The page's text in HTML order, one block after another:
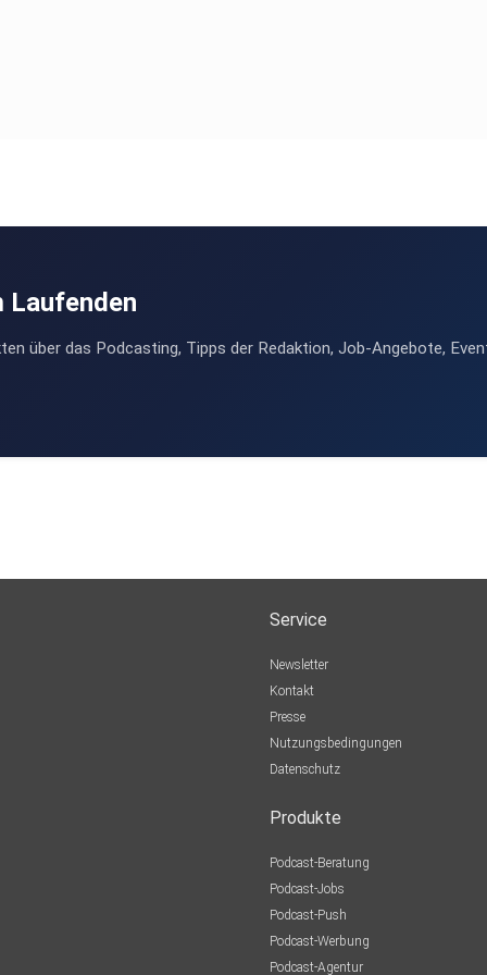
Laufenden
über das Podcasting, Tipps der Redaktion, Job-Angebote,
Service
Newsletter
Kontakt
Presse
Nutzungsbedingungen
Datenschutz
Produkte
Podcast-Beratung
Podcast-Jobs
Podcast-Push
Podcast-Werbung
Podcast-Agentur